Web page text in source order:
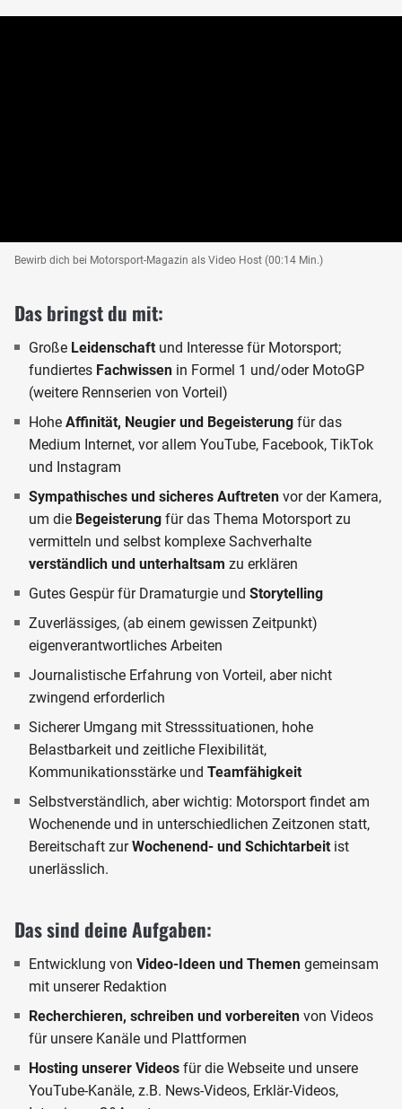
Bewirb dich bei Motorsport-Magazin als Video Host (00:14 Min.)
Das bringst du mit:
Große Leidenschaft und Interesse für Motorsport;
fundiertes Fachwissen in Formel 1 und/oder MotoGP
(weitere Rennserien von Vorteil)
Hohe Affinität, Neugier und Begeisterung für das
Medium Internet, vor allem YouTube, Facebook, TikTok
und Instagram
Sympathisches und sicheres Auftreten vor der Kamera,
um die Begeisterung für das Thema Motorsport zu
vermitteln und selbst komplexe Sachverhalte
verständlich und unterhaltsam zu erklären
Gutes Gespür für Dramaturgie und Storytelling
Zuverlässiges, (ab einem gewissen Zeitpunkt)
eigenverantwortliches Arbeiten
Journalistische Erfahrung von Vorteil, aber nicht
zwingend erforderlich
Sicherer Umgang mit Stresssituationen, hohe
Belastbarkeit und zeitliche Flexibilität,
Kommunikationsstärke und Teamfähigkeit
Selbstverständlich, aber wichtig: Motorsport findet am
Wochenende und in unterschiedlichen Zeitzonen statt,
Bereitschaft zurWochenend- und Schichtarbeit ist
unerlässlich.
Das sind deine Aufgaben:
Entwicklung von Video-Ideen und Themen gemeinsam
mit unserer Redaktion
Recherchieren, schreiben und vorbereiten von Videos
für unsere Kanäle und Plattformen
Hosting unserer Videos für die Webseite und unsere
YouTube-Kanäle, z.B. News-Videos, Erklär-Videos,